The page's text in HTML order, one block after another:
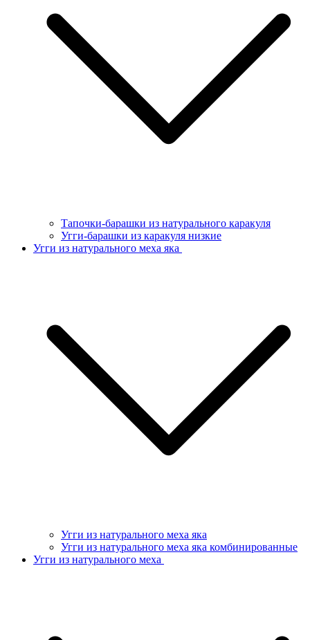
Тапочки-барашки из натурального каракуля
Угги-барашки из каракуля низкие
Угги из натурального меха яка
Угги из натурального меха яка
Угги из натурального меха яка комбинированные
Угги из натурального меха